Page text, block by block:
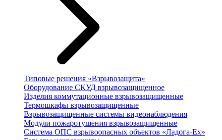
Типовые решения «Взрывозащита»
Оборудование СКУД взрывозащищенное
Изделия коммутационные взрывозащищенные
Термошкафы взрывозащищенные
Взрывозащищенные системы видеонаблюдения
Модули пожаротушения взрывозащищенные
Система ОПС взрывоопасных объектов «Ладога-Ex»